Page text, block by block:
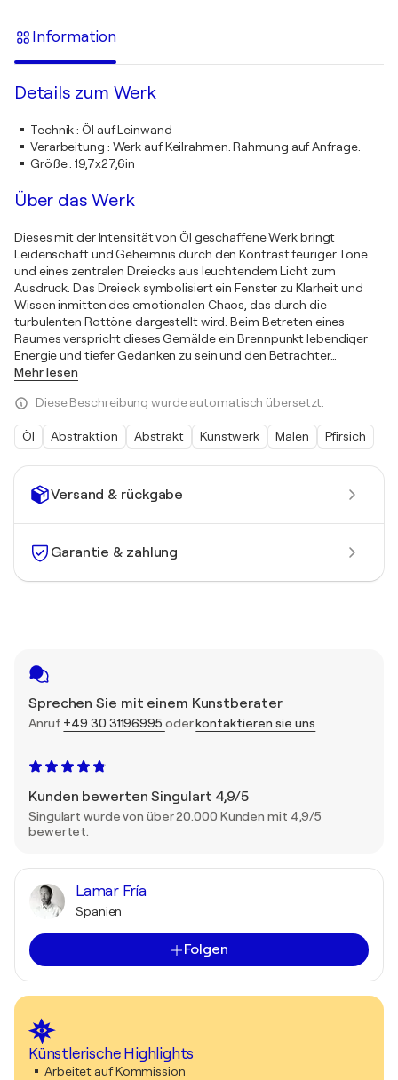
Versand & rückgabe
Garantie & zahlung
Sprechen Sie mit einem Kunstberater
Anruf +49 30 31196995 oderkontaktieren sie uns
Kunden bewerten Singulart 4,9/5
Singulart wurde von über 20.000 Kunden mit 4,9/5
bewertet.
Lamar Fría
Spanien
Folgen
Künstlerische Highlights
Arbeitet auf Kommission
Information
Details zum Werk
Technik:Öl auf Leinwand
Verarbeitung : Werk auf Keilrahmen. Rahmung auf Anfrage.
Größe:19,7x27,6in
Über das Werk
Dieses mit der Intensität von Öl geschaffene Werk bringt
Leidenschaft und Geheimnis durch den Kontrast feuriger Töne
und eines zentralen Dreiecks aus leuchtendem Licht zum
Ausdruck. Das Dreieck symbolisiert ein Fenster zu Klarheit und
Wissen inmitten des emotionalen Chaos, das durch die
turbulenten Rottöne dargestellt wird. Beim Betreten eines
Raumes verspricht dieses Gemälde ein Brennpunkt lebendiger
Energie und tiefer Gedanken zu sein und den Betrachter…
Mehr lesen
Diese Beschreibung wurde automatisch übersetzt.
Öl Abstraktion Abstrakt Kunstwerk Malen Pfirsich